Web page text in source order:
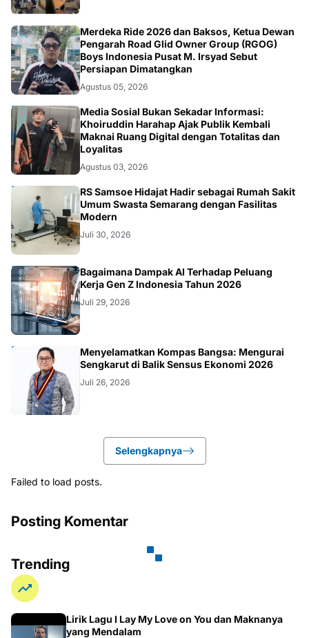
NASIONAL
Merdeka Ride 2026 dan Baksos, Ketua Dewan
Pengarah Road Glid Owner Group (RGOG)
Boys Indonesia Pusat M. Irsyad Sebut
Persiapan Dimatangkan
Agustus 05, 2026
OPINI
Media Sosial Bukan Sekadar Informasi:
Khoiruddin Harahap Ajak Publik Kembali
Maknai Ruang Digital dengan Totalitas dan
Loyalitas
Agustus 03, 2026
KESEHATAN
RS Samsoe Hidajat Hadir sebagai Rumah Sakit
Umum Swasta Semarang dengan Fasilitas
Modern
Juli 30, 2026
TEKNOLOGI
Bagaimana Dampak AI Terhadap Peluang
Kerja Gen Z Indonesia Tahun 2026
Juli 29, 2026
Menyelamatkan Kompas Bangsa: Mengurai
Sengkarut di Balik Sensus Ekonomi 2026
Juli 26, 2026
Selengkapnya
Failed to load posts.
Posting Komentar
Trending
Lirik Lagu I Lay My Love on You dan Maknanya
yang Mendalam